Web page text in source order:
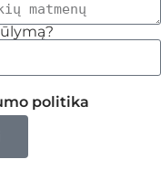
politika